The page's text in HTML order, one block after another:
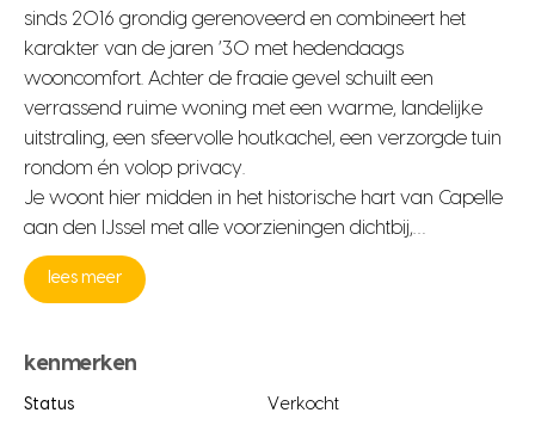
sinds 2016 grondig gerenoveerd en combineert het
karakter van de jaren ’30 met hedendaags
wooncomfort. Achter de fraaie gevel schuilt een
verrassend ruime woning met een warme, landelijke
uitstraling, een sfeervolle houtkachel, een verzorgde tuin
rondom én volop privacy.
Je woont hier midden in het historische hart van Capelle
aan den IJssel met alle voorzieningen dichtbij,…
lees meer
kenmerken
Status Verkocht